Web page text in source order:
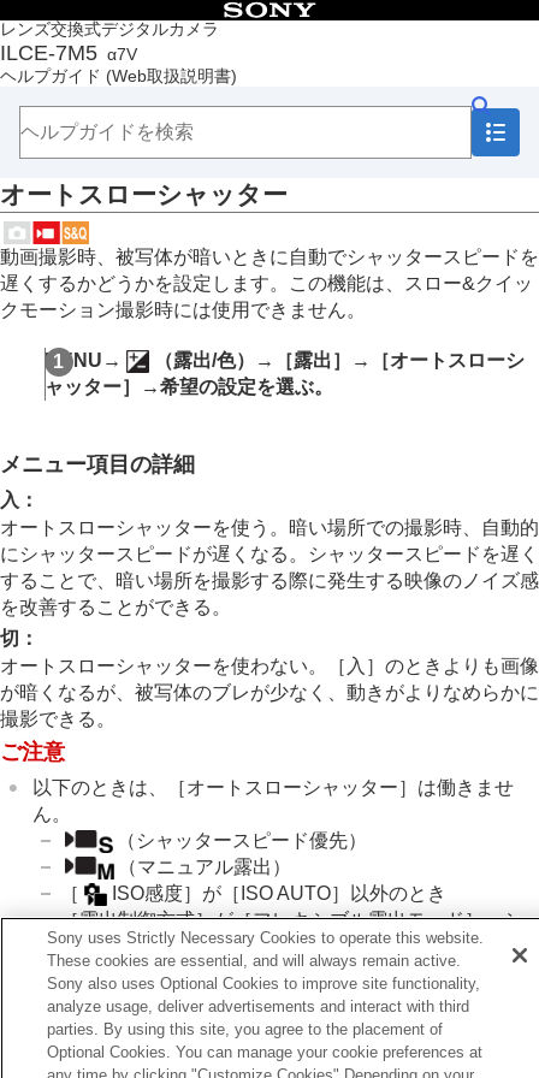
レンズ交換式デジタルカメラ
ILCE-7M5 α7V
ヘルプガイド (Web取扱説明書)
目次
トップページ
ヘルプガイドの使いかた
本体と付属品を確認する
本機の基本操作
準備/基本的な撮影
MENU一覧から機能を探す
撮影機能を活用する
この章の目次
撮影モードを選ぶ
フォーカス（ピント）を合わせる
被写体認識AF
露出補正（静止画/動画）
露出値ステップ幅（静止画/動画）
露出基準調整（静止画/動画）
Dレンジオプティマイザー（静止画/動画）
測光モード （静止画/動画）
マルチ測光時顔優先
AEロック
シャッター半押しAEL
ISO感度を選ぶ
Log撮影の設定
画像に効果を加える
ドライブモードを使う（連写/セルフタイマー）
セルフタイマー（動画）
インターバル撮影機能
より高画質の静止画を撮影する
画質や記録形式を設定する
タッチ機能を使う
シャッターの設定
ズームする
オートスローシャッター
動画撮影時、被写体が暗いときに自動でシャッタースピードを
遅くするかどうかを設定します。この機能は、スロー&クイッ
クモーション撮影時には使用できません。
MENU → （露出/色）→ ［露出］ →
［オートスローシ
ャッター］
→希望の設定を選ぶ。
メニュー項目の詳細
入 ：
オートスローシャッターを使う。暗い場所での撮影時、自動的
にシャッタースピードが遅くなる。シャッタースピードを遅く
することで、暗い場所を撮影する際に発生する映像のノイズ感
を改善することができる。
切 ：
オートスローシャッターを使わない。
［入］ のときよりも画像
が暗くなるが、被写体のブレが少なく、動きがよりなめらかに
撮影できる。
ご注意
以下のときは、 ［オートスローシャッター］ は働きませ
ん。
（ シャッタースピード優先）
（マニュアル露出 ）
［
ISO感度］ が［ISO AUTO］
以外のとき
［露出制御方式］が［フレキシブル露出モード］、シ
ャッタースピードが［マニュアル］に設定されている
とき
Sony uses Strictly Necessary Cookies to operate this website.
These cookies are essential, and will always remain active.
Sony also uses Optional Cookies to improve site functionality,
analyze usage, deliver advertisements and interact with third
parties. By using this site, you agree to the placement of
Optional Cookies. You can manage your cookie preferences at